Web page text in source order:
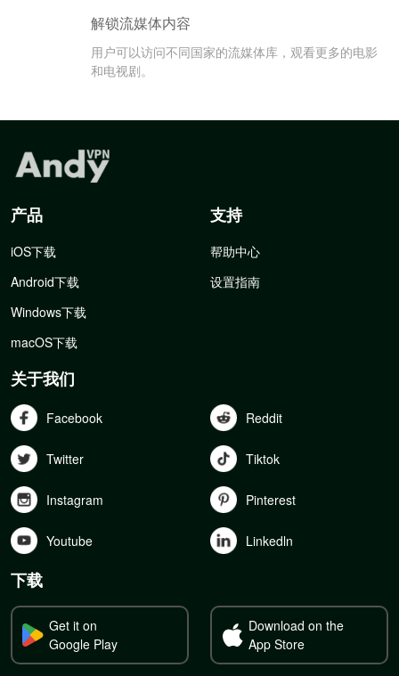
解锁流媒体内容
用户可以访问不同国家的流媒体库，观看更多的电影
和电视剧。
产品
iOS下载
Android下载
Windows下载
macOS下载
支持
帮助中心
设置指南
关于我们
Facebook Reddit
Twitter Tiktok
Instagram Pinterest
Youtube Linkedln
下载
Get it on
Google Play
Download on the
App Store